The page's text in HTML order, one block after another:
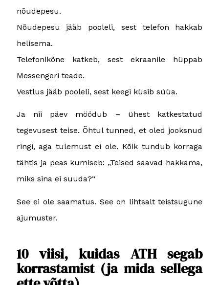
nõudepesu.
Nõudepesu jääb pooleli, sest telefon hakkab
helisema.
Telefonikõne katkeb, sest ekraanile hüppab
Messengeri teade.
Vestlus jääb pooleli, sest keegi küsib süüa.
Ja nii päev möödub – ühest katkestatud
tegevusest teise. Õhtul tunned, et oled jooksnud
ringi, aga tulemust ei ole. Kõik tundub korraga
tähtis ja peas kumiseb: „Teised saavad hakkama,
miks sina ei suuda?“
See ei ole saamatus. See on lihtsalt teistsugune
ajumuster.
10 viisi, kuidas ATH segab
korrastamist (ja mida sellega